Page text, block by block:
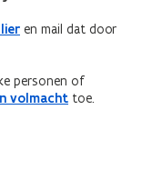
en mail dat door
personen of
volmacht toe.